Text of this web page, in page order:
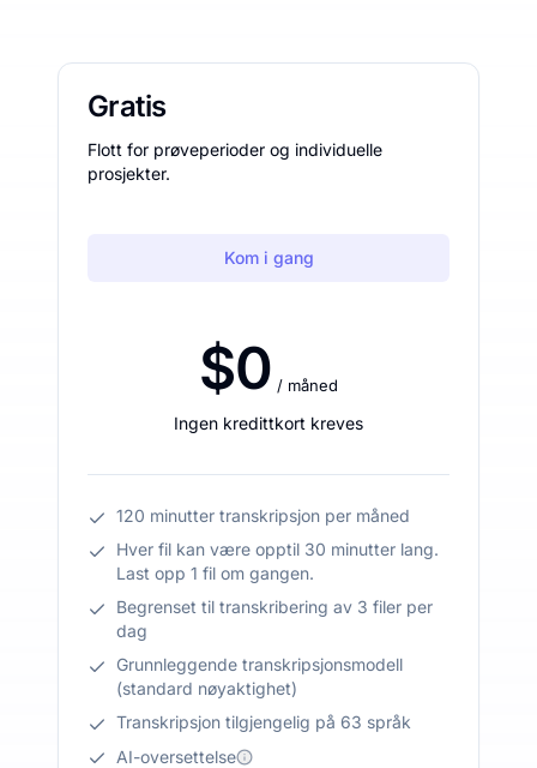
Gratis
Flott for prøveperioder og individuelle
prosjekter.
Kom i gang
$0 / måned
Ingen kredittkort kreves
120 minutter transkripsjon per måned
Hver fil kan være opptil 30 minutter lang.
Last opp 1 fil om gangen.
Begrenset til transkribering av 3 filer per
dag
Grunnleggende transkripsjonsmodell
(standard nøyaktighet)
Transkripsjon tilgjengelig på 63 språk
AI-oversettelse